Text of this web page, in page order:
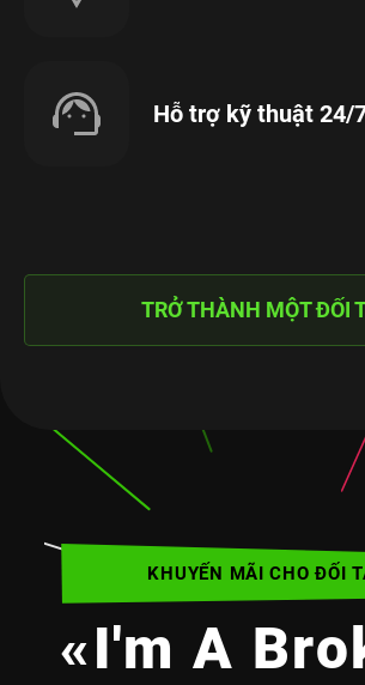
Hỗ trợ kỹ thuật 24/
TRỞ THÀNH MỘT ĐỐI
KHUYẾN MÃI CHO ĐỐI
«I'm A